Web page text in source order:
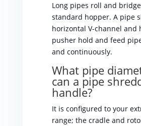
Long pipes roll and
standard hopper. A pipe
horizontal V-channel and
pusher hold and feed
and continuously.
What pipe
can a pipe
handle?
It is configured to your
range; the cradle and